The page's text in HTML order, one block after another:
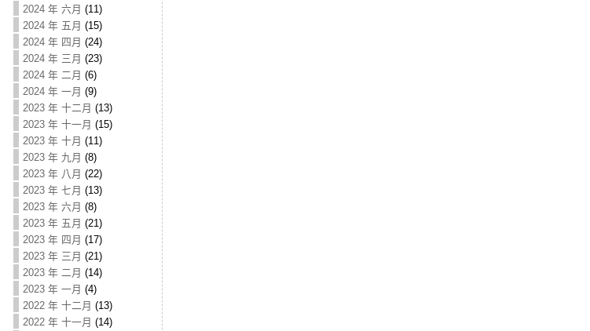
2024 年 六月 (11)
2024 年 五月 (15)
2024 年 四月 (24)
2024 年 三月 (23)
2024 年 二月 (6)
2024 年 一月 (9)
2023 年 十二月 (13)
2023 年 十一月 (15)
2023 年 十月 (11)
2023 年 九月 (8)
2023 年 八月 (22)
2023 年 七月 (13)
2023 年 六月 (8)
2023 年 五月 (21)
2023 年 四月 (17)
2023 年 三月 (21)
2023 年 二月 (14)
2023 年 一月 (4)
2022 年 十二月 (13)
2022 年 十一月 (14)